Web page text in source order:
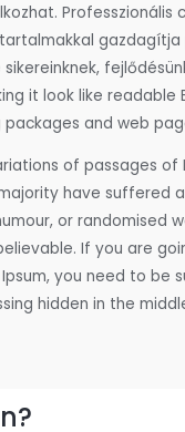
Professzionális
it look like readable
packages and web
of passages of
have suffered
or randomised
If you are
you need to be
hidden in the